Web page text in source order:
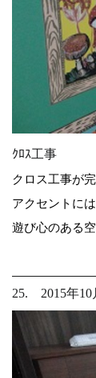
ｸﾛｽ工事
クロス工事が
アクセントに
遊び心のある
25. 2015年10